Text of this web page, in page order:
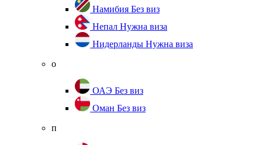
Намибия Без виз
Непал Нужна виза
Нидерланды Нужна виза
о
ОАЭ Без виз
Оман Без виз
п